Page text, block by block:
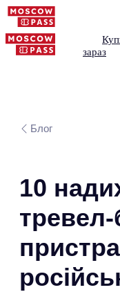
зараз
Блог
10
тревел-